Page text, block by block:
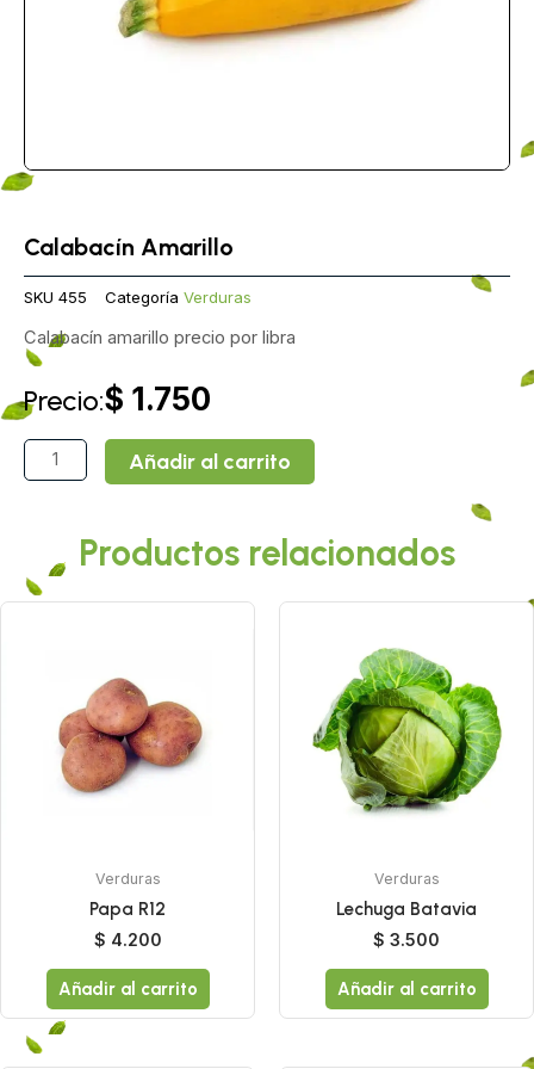
Calabacín Amarillo
SKU 455 Categoría Verduras
Calabacín amarillo precio por libra
Precio:$ 1.750
Calabacín
Amarillo
Añadir al carrito
Productos relacionados
Verduras
Papa R12
$ 4.200
Añadir al carrito
Verduras
Lechuga Batavia
$ 3.500
Añadir al carrito